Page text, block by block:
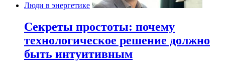
Люди в энергетике
Секреты простоты: почему
технологическое решение должно
быть интуитивным